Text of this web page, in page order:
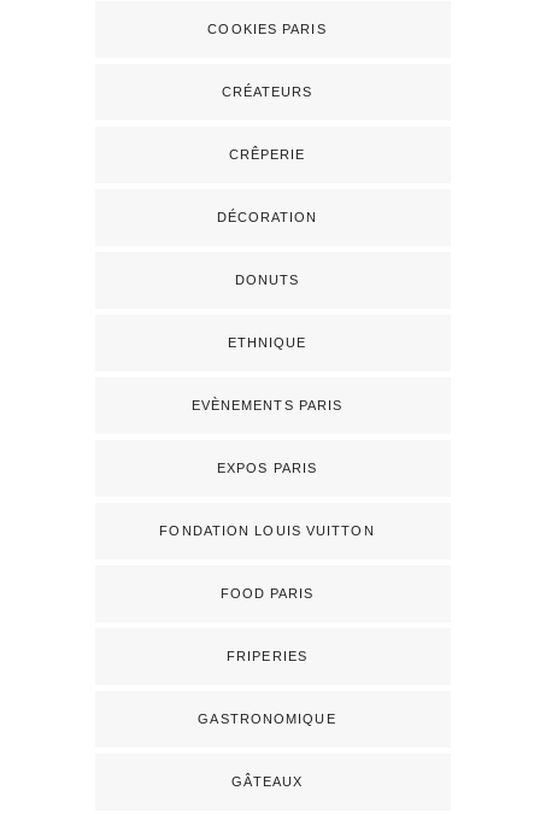
COOKIES PARIS
CRÉATEURS
CRÊPERIE
DÉCORATION
DONUTS
ETHNIQUE
EVÈNEMENTS PARIS
EXPOS PARIS
FONDATION LOUIS VUITTON
FOOD PARIS
FRIPERIES
GASTRONOMIQUE
GÂTEAUX